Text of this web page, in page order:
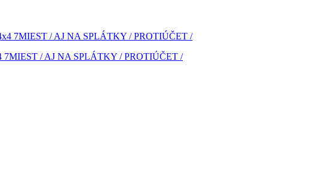
7MIEST / AJ NA SPLÁTKY / PROTIÚČET /